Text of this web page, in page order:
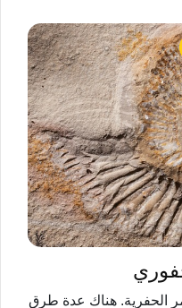
الحفرية. هناك عدة طرق